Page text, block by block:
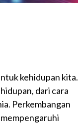
kehidupan kita.
dari cara
Perkembangan